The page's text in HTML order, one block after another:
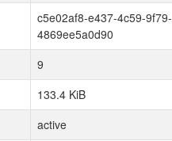
c5e02af8-e437-4c59-9f79-
4869ee5a0d90
9
133.4 KiB
active